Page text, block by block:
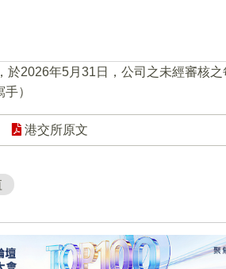
於2026年5月31日，公司之未經審核
）
港交所原文